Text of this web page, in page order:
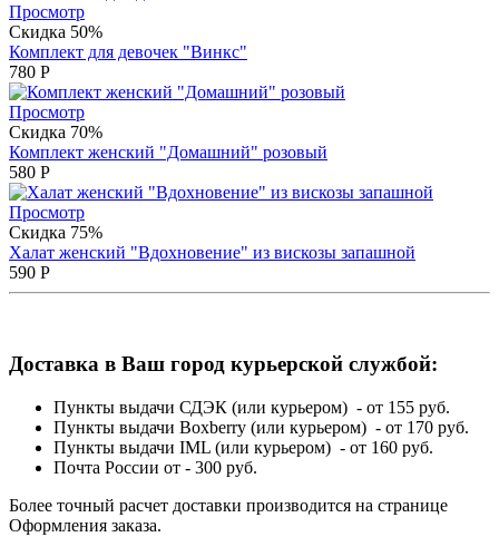
Просмотр
Скидка 50%
Комплект для девочек "Винкс"
780 Р
Просмотр
Скидка 70%
Комплект женский "Домашний" розовый
580 Р
Просмотр
Скидка 75%
Халат женский "Вдохновение" из вискозы запашной
590 Р
Доставка в Ваш город курьерской службой:
Пункты выдачи СДЭК (или курьером) - от 155 руб.
Пункты выдачи Boxberry (или курьером) - от 170 руб.
Пункты выдачи IML (или курьером) - от 160 руб.
Почта России от - 300 руб.
Более точный расчет доставки производится на странице
Оформления заказа.